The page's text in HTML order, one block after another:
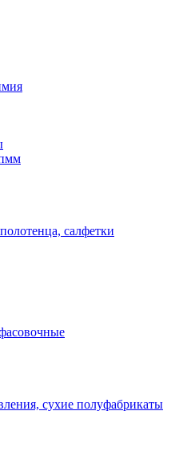
салфетки
сухие полуфабрикаты